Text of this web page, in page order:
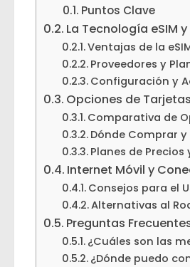
Puntos Clave
La Tecnología eSIM
Ventajas de la
Proveedores y
Configuración y
Opciones de
Comparativa de
Dónde Comprar y
Planes de Precios
Internet Móvil y
Consejos para el
Alternativas al
Preguntas
¿Cuáles son las
¿Dónde puedo